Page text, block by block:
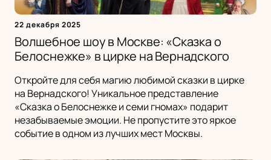
22 декабря 2025
Волшебное шоу в Москве: «Сказка о
Белоснежке» в цирке на Вернадского
Откройте для себя магию любимой сказки в цирке
на Вернадского! Уникальное представление
«Сказка о Белоснежке и семи гномах» подарит
незабываемые эмоции. Не пропустите это яркое
событие в одном из лучших мест Москвы.